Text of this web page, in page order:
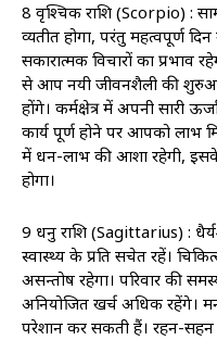
8 वृश्चिक राशि (Scorpio) :
व्यतीत होगा, परंतु महत्वपूर्ण
सकारात्मक विचारों का प्रभाव
से आप नयी जीवनशैली की
होंगे। कर्मक्षेत्र में अपनी सारी
कार्य पूर्ण होने पर आपको लाभ
में धन-लाभ की आशा रहेगी,
होगा।
9 धनु राशि (Sagittarius) :
स्वास्थ्‍य के प्रति सचेत रहें।
असन्तोष रहेगा। परिवार की
अनियोजित खर्च अधिक रहेंगे।
परेशान कर सकती हैं। रहन-सहन